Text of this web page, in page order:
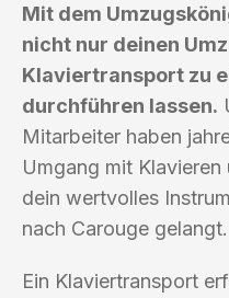
Mit dem
nicht nur deinen
Klaviertransport zu
durchführen lassen.
Mitarbeiter haben
Umgang mit
dein wertvolles
nach Carouge gelangt.
Ein Klaviertransport